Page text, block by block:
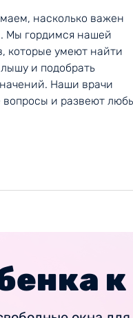
насколько важен
Мы гордимся нашей
которые умеют найти
и подобрать
Наши врачи
вопросы и развеют